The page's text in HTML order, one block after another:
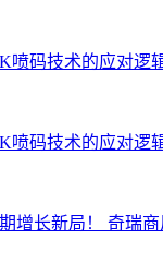
喷码技术的应对逻
喷码技术的应对逻
增长新局！ 奇瑞